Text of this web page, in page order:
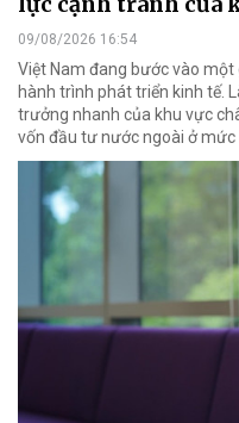
09/08/2026 16:54
Việt Nam đang bước vào
hành trình phát triển kinh tế.
trưởng nhanh của khu vực
vốn đầu tư nước ngoài ở mức